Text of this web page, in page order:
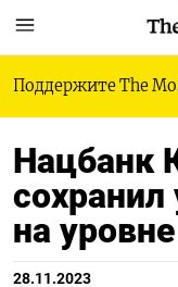
Поддержите The
Нацбанк
сохранил
на
28.11.2023